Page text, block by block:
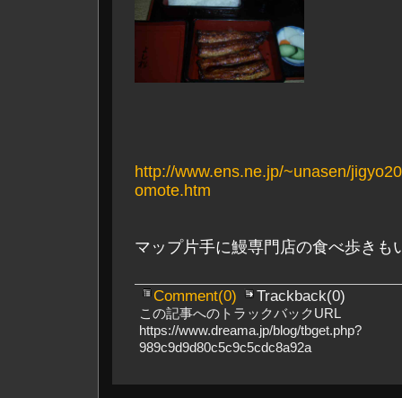
http://www.ens.ne.jp/~unasen/
omote.htm
マップ片手に鰻専門店の食べ歩きも
Comment(0) Trackback(0)
この記事へのトラックバックURL
https://www.dreama.jp/blog/tbget.php?
989c9d9d80c5c9c5cdc8a92a